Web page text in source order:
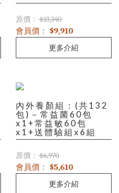
原價： $13,340
會員價： $9,910
更多介紹
內外養顏組：(共132
包)－常益菌60包
x1+常益敏60包
x1+送體驗組x6組
原價： $6,970
會員價： $5,610
更多介紹